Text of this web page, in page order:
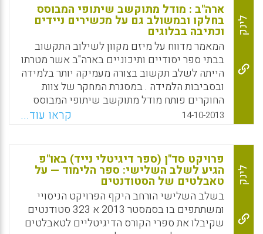
WhatsApp
Facebook
Email
X לינק
ארה"ב : מודל מתוקשב שיתופי המבוסס
בחלקו ובמשולב גם על מכשירים ניידים
וכתיבה בבלוגים
המאמר מדווח על מיזם מקוון לשילוב התקשוב
בבתי ספר יסודיים ותיכוניים בארה"ב אשר מטרתו
הייתה לשלב תקשוב בצורה מעמיקה יותר בלמידה
ובסביבות הלמידה . במסגרת המחקר של צוות
החוקרים פותח מודל מתוקשב שיתופי המבוסס
בחלקו ובמשולב גם על מכשירים ניידים וכתיבה
בבלוגים. המודל הפדגוגי המתוקשב אשר פותח
נקרא The Mobile- Blended Collaborative
Learning model והוא נועד לאפשר למידה
פורמאלית עם הליכי למידה בלתי פורמאליים בכל
התהליך הלימודי. המחקר פורסם בכתב העת
השפיט Journal of Computer Assisted
Learning (מחברים :Lai, K.-W. , Khaddage, F. ,
Knezek, Gerald ).
14-10-2013 קראו עוד...
לינק
פרויקט סד"ן (ספר דיגיטלי נייד) באו"פ
הגיע לשלב השלישי: ספר הלימוד — על
טאבלטים של הסטודנטים
בשלב השלישי הורחב היקף הפרויקט הניסויי
ומשתתפים בו בסמסטר 2013 א 323 סטודנטים
שקיבלו את ספרי הקורס הדיגיטליים לטאבלטים